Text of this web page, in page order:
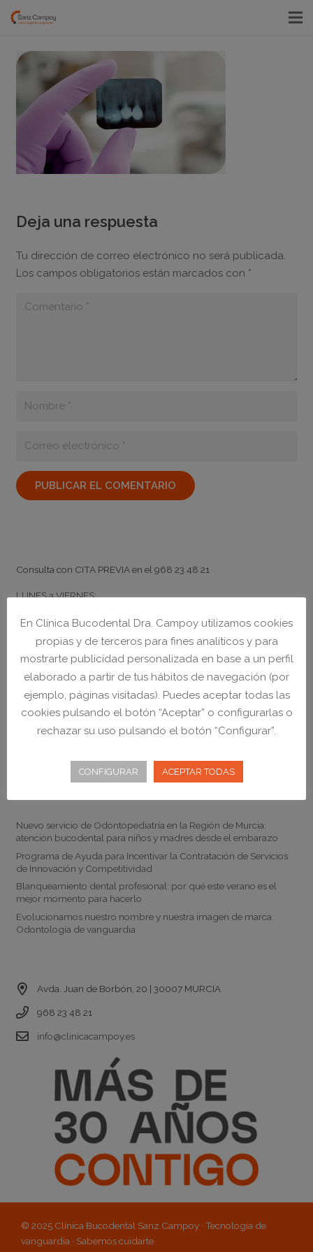
Deja una respuesta
Tu dirección de correo electrónico no será publicada.
Los campos obligatorios están marcados con *
PUBLICAR EL COMENTARIO
Consulta con CITA PREVIAen el 968 23 48 21
LUNES a VIERNES:
NO CERRAMOS A MEDIODÍA
Noticias
Nuevo servicio de Odontopediatría en la Región de Murcia:
atención bucodental para niños y madres desde el embarazo
Programa de Ayuda para Incentivar la Contratación de Servicios
de Innovación y Competitividad
Blanqueamiento dental profesional: por qué este verano es el
mejor momento para hacerlo
Evolucionamos nuestro nombre y nuestra imagen de marca:
Odontología de vanguardia
Avda. Juan de Borbón, 20 | 30007 MURCIA
968 23 48 21
info@clinicacampoy.es
© 2025 Clínica Bucodental Sanz Campoy · Tecnología de
vanguardia · Sabemos cuidarte
En Clínica Bucodental Dra. Campoy utilizamos cookies
propias y de terceros para fines analíticos y para
mostrarte publicidad personalizada en base a un perfil
elaborado a partir de tus hábitos de navegación (por
ejemplo, páginas visitadas). Puedes aceptar todas las
cookies pulsando el botón “Aceptar” o configurarlas o
rechazar su uso pulsando el botón “Configurar”.
CONFIGURAR ACEPTAR TODAS